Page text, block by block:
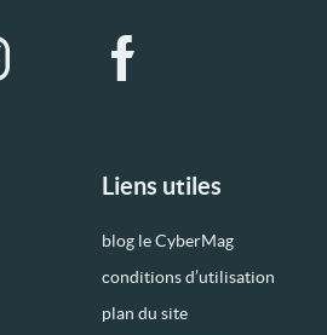
Liens utiles
blog le CyberMag
conditions d’utilisation
plan du site